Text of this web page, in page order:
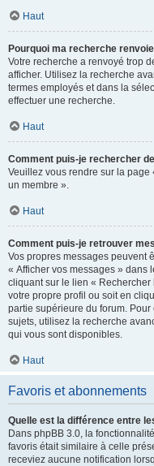
Haut
Pourquoi ma recherche
Votre recherche a renvoyé trop
afficher. Utilisez la recherche
termes employés et dans la
effectuer une recherche.
Haut
Comment puis-je rechercher
Veuillez vous rendre sur la
un membre ».
Haut
Comment puis-je retrouver
Vos propres messages peuvent
« Afficher vos messages » dans
cliquant sur le lien « Rechercher
votre propre profil ou soit en
partie supérieure du forum.
sujets, utilisez la recherche
qui vous sont disponibles.
Haut
Favoris et abonnements
Quelle est la différence entre
Dans phpBB 3.0, la
favoris était similaire à celle
receviez aucune notification